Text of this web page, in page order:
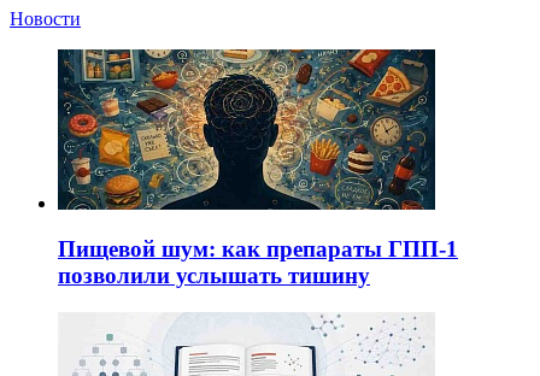
Новости
Пищевой шум: как препараты ГПП-1
позволили услышать тишину